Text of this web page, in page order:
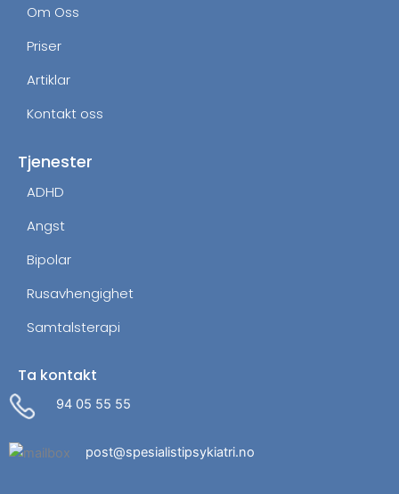
Om Oss
Priser
Artiklar
Kontakt oss
Tjenester
ADHD
Angst
Bipolar
Rusavhengighet
Samtalsterapi
Ta kontakt
94 05 55 55
post@spesialistipsykiatri.no